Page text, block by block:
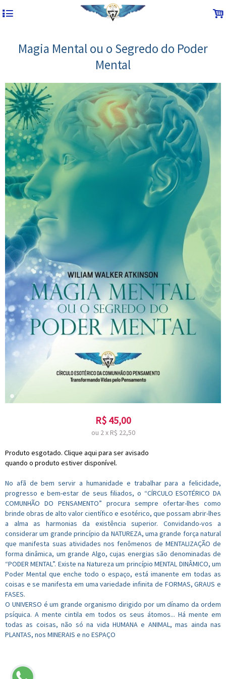
4 .
Magia Mental ou o Segredo do Poder
Mental
R$ 45,00
ou 2x R$ 22,50
Produto esgotado. Clique aqui para ser avisado
quando o produto estiver disponível.
No afã de bem servir a humanidade e trabalhar para a felicidade,
progresso e bem-estar de seus filiados, o “CÍRCULO ESOTÉRICO DA
COMUNHÃO DO PENSAMENTO” procura sempre ofertar-lhes como
brinde obras de alto valor científico e esotérico, que possam abrir-lhes
a alma as harmonias da existência superior. Convidando-vos a
considerar um grande princípio da NATUREZA, uma grande força natural
que manifesta suas atividades nos fenômenos de MENTALIZAÇÃO de
forma dinâmica, um grande Algo, cujas energias são denominadas de
“PODER MENTAL”. Existe na Natureza um princípio MENTAL DINÂMICO, um
Poder Mental que enche todo o espaço, está imanente em todas as
coisas e se manifesta em uma variedade infinita de FORMAS, GRAUS e
FASES.
O UNIVERSO é um grande organismo dirigido por um dínamo da ordem
psíquica. A mente cintila em todos os seus átomos... Há mente em
todas as coisas, não só na vida HUMANA e ANIMAL, mas ainda nas
PLANTAS, nos MINERAIS e no ESPAÇO